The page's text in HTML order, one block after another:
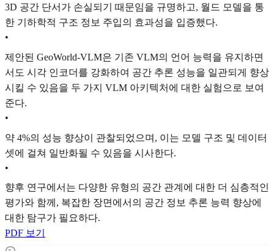
3D 공간 단서가 손실되기 때문임을 규명하고, 월드 모델을 통
한 기하학적 구조 정보 주입의 효과성을 입증했다.
•
제안된 GeoWorld-VLM은 기존 VLM의 언어 능력을 유지하면
서도 시각 인코더를 강화하여 공간 추론 성능을 일관되게 향상
시킬 수 있음을 두 가지 VLM 아키텍처에 대한 실험으로 보여
준다.
•
약 4%의 성능 향상이 관찰되었으며, 이는 모델 구조 및 데이터
셋에 걸쳐 일반화될 수 있음을 시사한다.
•
향후 연구에서는 다양한 유형의 공간 관계에 대한 더 심층적인
평가와 함께, 복잡한 장면에서의 공간 정보 추론 능력 향상에
대한 탐구가 필요하다.
PDF 보기